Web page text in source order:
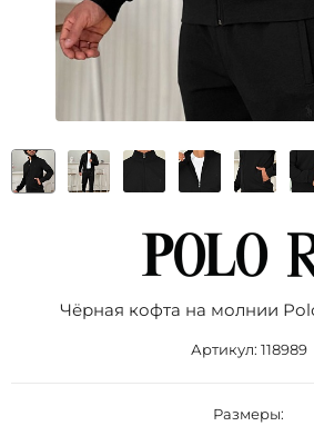
Чёрная кофта на молнии
Артикул: 118989
Размеры: